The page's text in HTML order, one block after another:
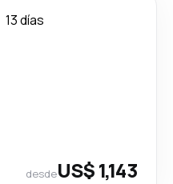
13 días
desdeUS$ 1,143